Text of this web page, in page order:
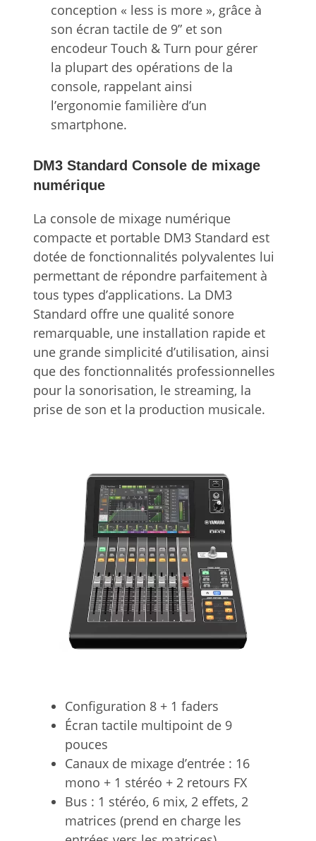
conception « less is more », grâce à
son écran tactile de 9” et son
encodeur Touch & Turn pour gérer
la plupart des opérations de la
console, rappelant ainsi
l’ergonomie familière d’un
smartphone.
DM3 Standard Console de mixage
numérique
La console de mixage numérique
compacte et portable DM3 Standard est
dotée de fonctionnalités polyvalentes lui
permettant de répondre parfaitement à
tous types d’applications. La DM3
Standard offre une qualité sonore
remarquable, une installation rapide et
une grande simplicité d’utilisation, ainsi
que des fonctionnalités professionnelles
pour la sonorisation, le streaming, la
prise de son et la production musicale.
Configuration 8 + 1 faders
Écran tactile multipoint de 9
pouces
Canaux de mixage d’entrée : 16
mono + 1 stéréo + 2 retours FX
Bus : 1 stéréo, 6 mix, 2 effets, 2
matrices (prend en charge les